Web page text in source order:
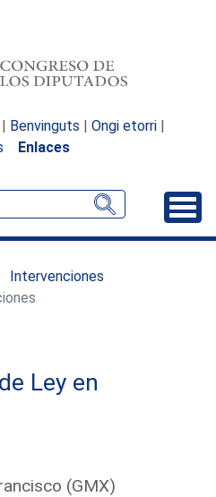
| Benvinguts | Ongi etorri |
Enlaces
Intervenciones
Ley en
(GMX)